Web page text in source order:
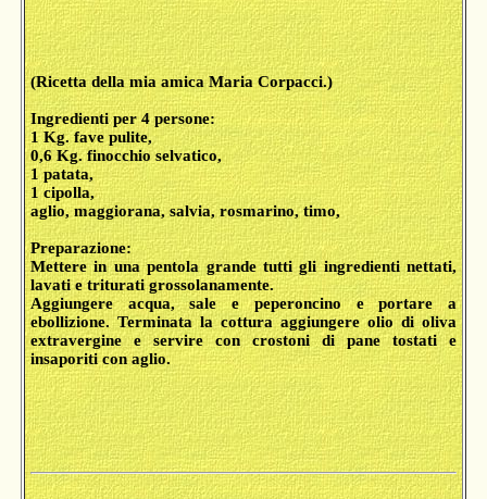
(Ricetta della mia amica Maria Corpacci.)
Ingredienti per 4 persone:
1 Kg. fave pulite,
0,6 Kg. finocchio selvatico,
1 patata,
1 cipolla,
aglio, maggiorana, salvia, rosmarino, timo,
Preparazione:
Mettere in una pentola grande tutti gli ingredienti nettati,
lavati e triturati grossolanamente.
Aggiungere acqua, sale e peperoncino e portare a
ebollizione. Terminata la cottura aggiungere olio di oliva
extravergine e servire con crostoni di pane tostati e
insaporiti con aglio.